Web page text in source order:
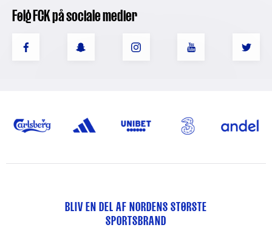
Følg FCK på sociale medier
BLIV EN DEL AF NORDENS STØRSTE
SPORTSBRAND